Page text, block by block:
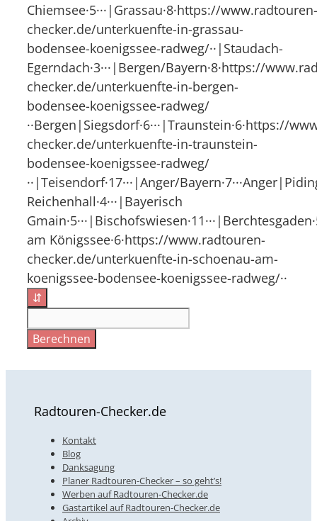
Chiemsee·5···|Grassau·8·https://www.radtouren-
checker.de/unterkuenfte-in-grassau-
bodensee-koenigssee-radweg/··|Staudach-
Egerndach·3···|Bergen/Bayern·8·https://
checker.de/unterkuenfte-in-bergen-
bodensee-koenigssee-radweg/
··Bergen|Siegsdorf·6···|Traunstein·6·https://
checker.de/unterkuenfte-in-traunstein-
bodensee-koenigssee-radweg/
··|Teisendorf·17···|Anger/
Reichenhall·4···|Bayerisch
am Königssee·6·https://www.radtouren-
checker.de/unterkuenfte-in-schoenau-am-
koenigssee-bodensee-koenigssee-radweg/··
⇵
Berechnen
Radtouren-Checker.de
Kontakt
Blog
Danksagung
Planer Radtouren-Checker – so geht’s!
Werben auf Radtouren-Checker.de
Gastartikel auf Radtouren-Checker.de